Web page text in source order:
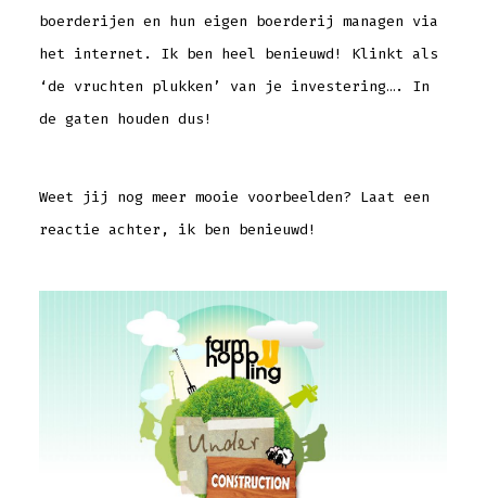
boerderijen en hun eigen boerderij managen via
het internet. Ik ben heel benieuwd! Klinkt als
‘de vruchten plukken’ van je investering…. In
de gaten houden dus!
Weet jij nog meer mooie voorbeelden? Laat een
reactie achter, ik ben benieuwd!